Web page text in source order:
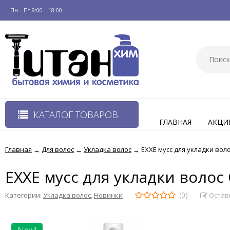
Пн—Пт 9:00—18:00
КАТАЛОГ ТОВАРОВ
ГЛАВНАЯ
Главная → Для волос → Укладка волос → EXXE мусс для укладки
EXXE мусс для укладки
Категории: Укладка волос, Новинки (0)